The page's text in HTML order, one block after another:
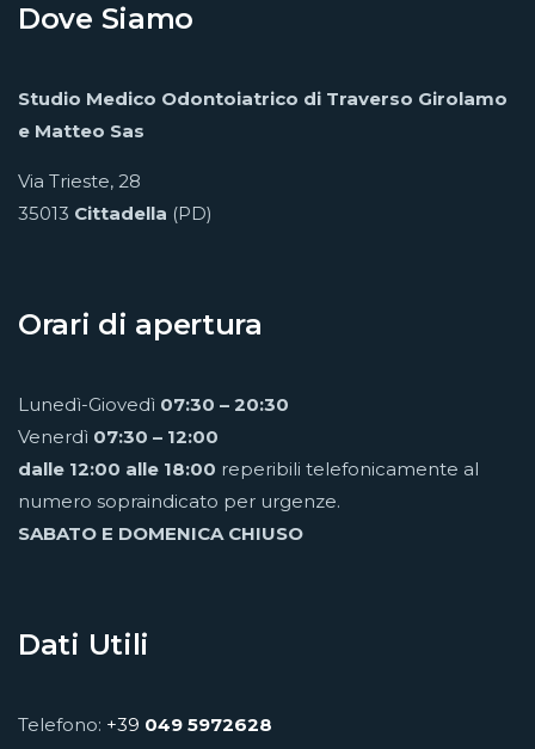
Dove Siamo
Studio Medico Odontoiatrico di Traverso Girolamo
e Matteo Sas
Via Trieste, 28
35013 Cittadella (PD)
Orari di apertura
Lunedì-Giovedì 07:30 – 20:30
Venerdì 07:30 – 12:00
dalle 12:00 alle 18:00 reperibili telefonicamente al
numero sopraindicato per urgenze.
SABATO E DOMENICA CHIUSO
Dati Utili
Telefono: +39 049 5972628